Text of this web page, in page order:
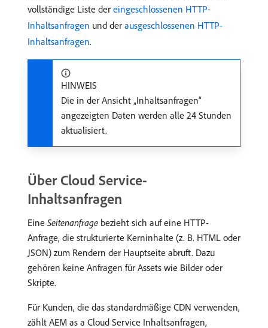
vollständige Liste der eingeschlossenen HTTP-
Inhaltsanfragen und der ausgeschlossenen HTTP-
Inhaltsanfragen.
HINWEIS
Die in der Ansicht „Inhaltsanfragen“
angezeigten Daten werden alle 24 Stunden
aktualisiert.
Über Cloud Service-
Inhaltsanfragen
Eine Seitenanfrage bezieht sich auf eine HTTP-
Anfrage, die strukturierte Kerninhalte (z. B. HTML oder
JSON) zum Rendern der Hauptseite abruft. Dazu
gehören keine Anfragen für Assets wie Bilder oder
Skripte.
Für Kunden, die das standardmäßige CDN verwenden,
zählt AEM as a Cloud Service Inhaltsanfragen,